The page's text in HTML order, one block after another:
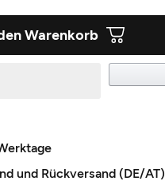
Warenkorb
und Rückversand (DE/AT)